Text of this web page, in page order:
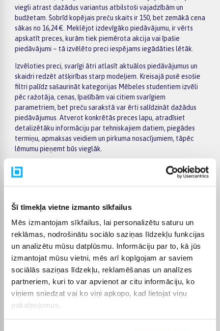
Šī tīmekļa vietne izmanto sīkfailus
Mēs izmantojam sīkfailus, lai personalizētu saturu un
reklāmas, nodrošinātu sociālo saziņas līdzekļu funkcijas
un analizētu mūsu datplūsmu. Informāciju par to, kā jūs
izmantojat mūsu vietni, mēs arī kopīgojam ar saviem
sociālās saziņas līdzekļu, reklamēšanas un analīzes
partneriem, kuri to var apvienot ar citu informāciju, ko
viņiem sniedzat vai ko viņi apkopo, kad lietojat viņu
pakalpojumus.
viegli atrast dažādus variantus atbilstoši vajadzībām un
budžetam. Šobrīd kopējais preču skaits ir 150, bet zemākā cena
sākas no 16,24 €. Meklējot izdevīgāko piedāvājumu, ir vērts
apskatīt preces, kurām tiek piemērota akcija vai īpašie
piedāvājumi – tā izvēlēto preci iespējams iegādāties lētāk.
Izvēloties preci, svarīgi ātri atlasīt aktuālos piedāvājumus un
skaidri redzēt atšķirības starp modeļiem. Kreisajā pusē esošie
filtri palīdz sašaurināt kategorijas Mēbeles studentiem izvēli
pēc ražotāja, cenas, īpašībām vai citiem svarīgiem
parametriem, bet preču sarakstā var ērti salīdzināt dažādus
piedāvājumus. Atverot konkrētās preces lapu, atradīsiet
detalizētāku informāciju par tehniskajiem datiem, piegādes
termiņu, apmaksas veidiem un pirkuma nosacījumiem, tāpēc
lēmumu pieņemt būs vieglāk.
Lielākas vērtības pirkumiem BIGBOX.LV piedāvā ērtu apmaksu
pa daļām – par pirkumu iespējams norēķināties 6 vienādos
Latvijā: piegāde uz pakomātiem maksā no 2,99 €, bet
kurjera piegādes cena sākas no 3,99 €. Precīzs katras preces
piegādes termiņš tiek norādīts konkrētās preces lapā.
Izvēloties piemērotu preci no kategorijas Mēbeles studentiem,
varēsiet saņemt pasūtījumu jums ērtā veidā. BIGBOX.LV
parūpēsies, lai izvēlētā prece tiktu piegādāta norādītajā
termiņā un pirkumu internetā varētu saņemt bez liekas
kavēšanās.